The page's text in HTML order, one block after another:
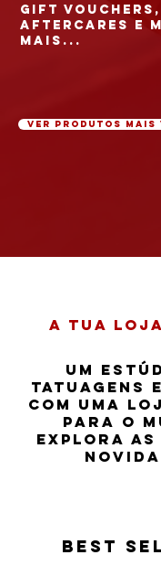
gift vouchers,
aftercares e
mais...
ver produtos mais
a tua
Um
tatuagens
com uma
para o
Explora
Best